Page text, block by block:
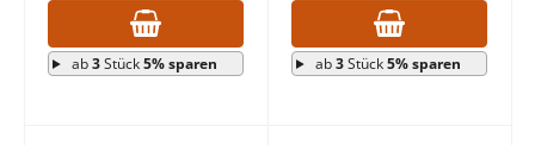
ab3Stück5% sparen ab3Stück5% sparen